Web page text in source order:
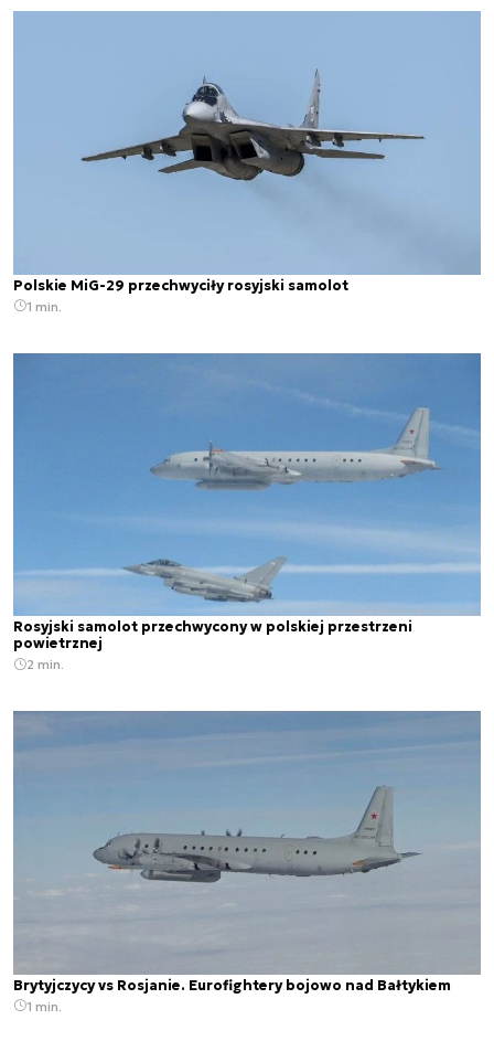
Polskie MiG-29 przechwyciły rosyjski samolot
1 min.
Rosyjski samolot przechwycony w polskiej przestrzeni
powietrznej
2 min.
Brytyjczycy vs Rosjanie. Eurofightery bojowo nad Bałtykiem
1 min.